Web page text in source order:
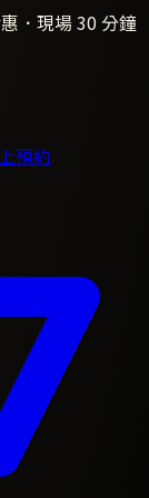
．現場 30 分鐘
預約